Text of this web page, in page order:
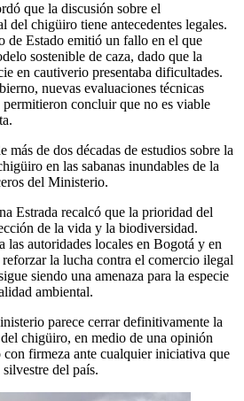
que la discusión sobre el
del chigüiro tiene antecedentes legales.
de Estado emitió un fallo en el que
sostenible de caza, dado que la
en cautiverio presentaba dificultades.
nuevas evaluaciones técnicas
concluir que no es viable
más de dos décadas de estudios sobre la
en las sabanas inundables de la
del Ministerio.
Estrada recalcó que la prioridad del
de la vida y la biodiversidad.
las autoridades locales en Bogotá y en
la lucha contra el comercio ilegal
siendo una amenaza para la especie
ambiental.
parece cerrar definitivamente la
chigüiro, en medio de una opinión
firmeza ante cualquier iniciativa que
del país.